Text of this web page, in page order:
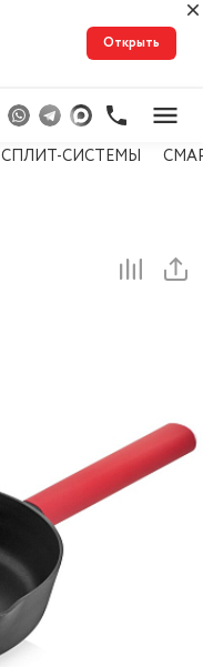
Открыть
СПЛИТ-СИСТЕМЫ